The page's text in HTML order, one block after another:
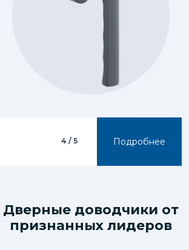
Подробнее
предложений
4 / 5
Дверные доводчики от
признанных лидеров